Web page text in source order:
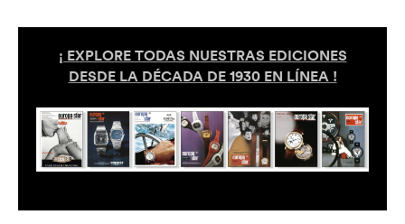
¡ EXPLORE TODAS NUESTRAS EDICIONES
DESDE LA DÉCADA DE 1930 EN LÍNEA !